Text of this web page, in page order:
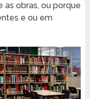
obras, ou porque
e ou em